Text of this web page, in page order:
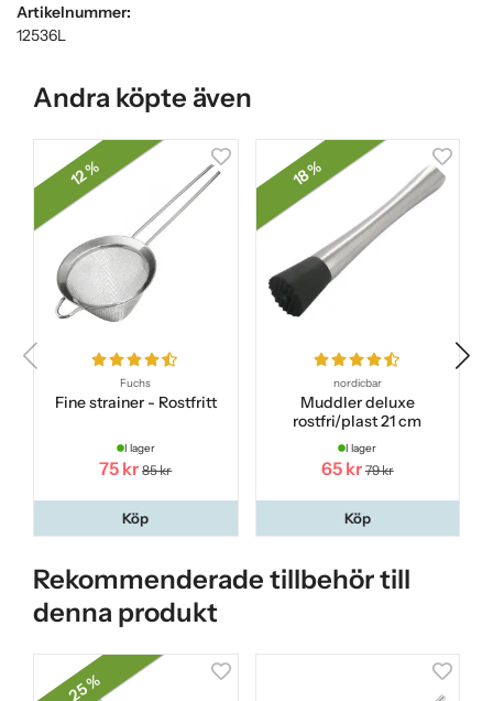
Artikelnummer:
12536L
Andra köpte även
12 %
Fuchs
Fine strainer - Rostfritt
I lager
75 kr 85 kr
Köp
18 %
nordicbar
Muddler deluxe
rostfri/plast 21 cm
I lager
65 kr 79 kr
Köp
Rekommenderade tillbehör till
denna produkt
25 %